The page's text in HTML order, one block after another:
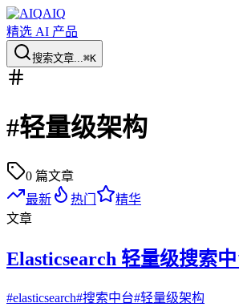
AIQ
精选 AI 产品
搜索文章...⌘K
#轻量级架构
0 篇文章
最新
热门
精华
文章
Elasticsearch 轻量级搜索
#elasticsearch#搜索中台#轻量级架构